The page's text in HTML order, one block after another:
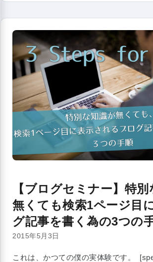
【ブログセミナー】特
無くても検索1ページ目
グ記事を書く為の3つの
2015年5月3日
これは、かつての僕の実体験です。